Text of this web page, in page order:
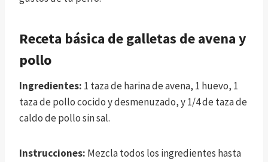
Receta básica de galletas de avena y
pollo
Ingredientes: 1 taza de harina de avena, 1 huevo, 1
taza de pollo cocido y desmenuzado, y 1/4 de taza de
caldo de pollo sin sal.
Instrucciones: Mezcla todos los ingredientes hasta